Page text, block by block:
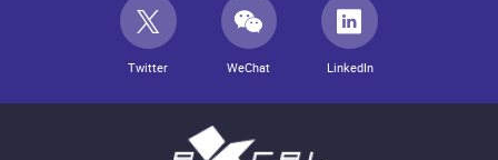
Twitter WeChat LinkedIn